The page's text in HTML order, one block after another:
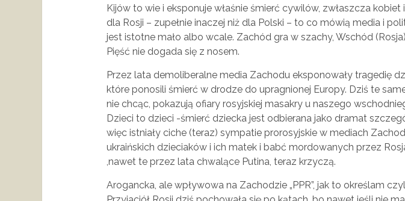
Kijów to wie i eksponuje właśnie śmierć cywilów, zwłaszcza kobiet
dla Rosji – zupełnie inaczej niż dla Polski – to co mówią media i
jest istotne mało albo wcale. Zachód gra w szachy, Wschód (Rosja)
Pięść nie dogada się z nosem.
Przez lata demoliberalne media Zachodu eksponowały tragedię
które ponosili śmierć w drodze do upragnionej Europy. Dziś te
nie chcąc, pokazują ofiary rosyjskiej masakry u naszego
Dzieci to dzieci -śmierć dziecka jest odbierana jako dramat
więc istniały ciche (teraz) sympatie prorosyjskie w mediach
ukraińskich dzieciaków i ich matek i babć mordowanych przez
,nawet te przez lata chwalące Putina, teraz krzyczą.
Arogancka, ale wpływowa na Zachodzie „PPR”, jak to określam